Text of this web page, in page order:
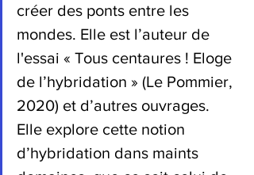
créer des ponts entre les
mondes. Elle est l’auteur de
l'essai « Tous centaures ! Eloge
de l’hybridation » (Le Pommier,
2020) et d’autres ouvrages.
Elle explore cette notion
d’hybridation dans maints